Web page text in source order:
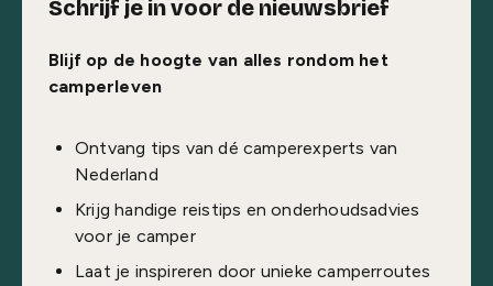
Schrijf je in voor de nieuwsbrief
Blijf op de hoogte van alles rondom het
camperleven
Ontvang tips van dé camperexperts van
Nederland
Krijg handige reistips en onderhoudsadvies
voor je camper
Laat je inspireren door unieke camperroutes